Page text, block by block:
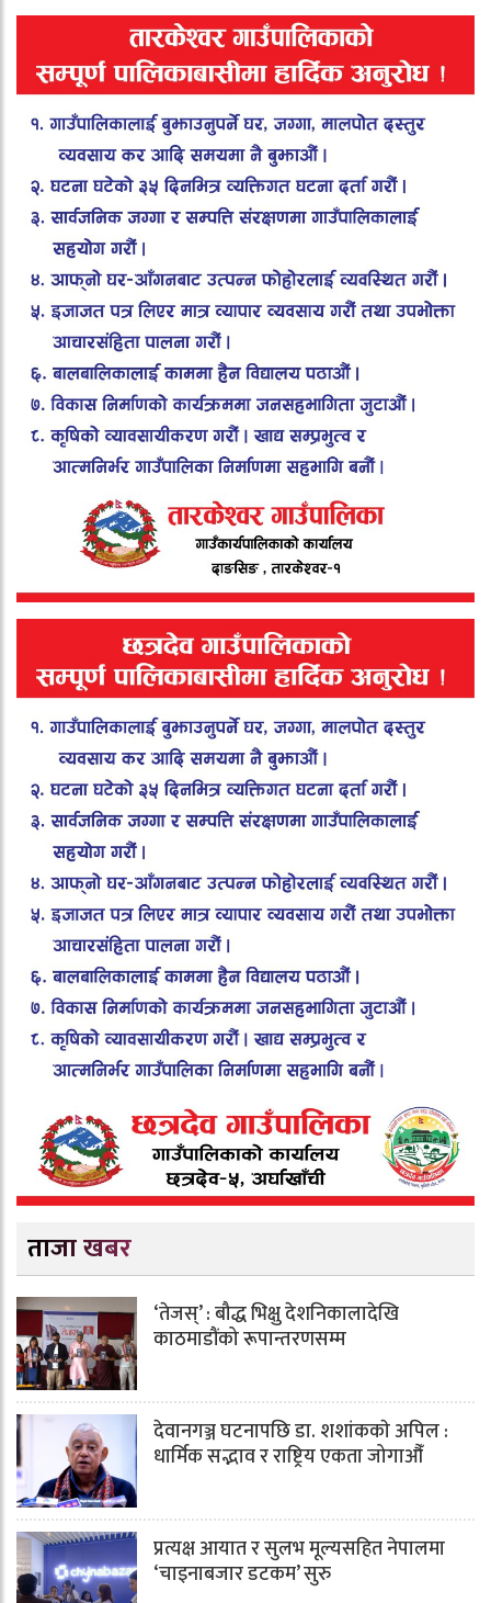
ताजा खबर
‘तेजस्’ : बौद्ध भिक्षु देशनिकालादेखि
काठमाडौंको रूपान्तरणसम्म
देवानगञ्ज घटनापछि डा. शशांककाे अपिल :
धार्मिक सद्भाव र राष्ट्रिय एकता जोगाऔँ
प्रत्यक्ष आयात र सुलभ मूल्यसहित नेपालमा
‘चाइनाबजार डटकम’ सुरु